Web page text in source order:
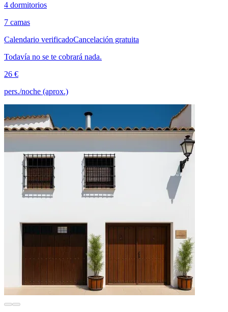
4 dormitorios
7 camas
Calendario verificadoCancelación gratuita
Todavía no se te cobrará nada.
26 €
pers./noche (aprox.)